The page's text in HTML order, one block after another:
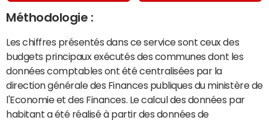
Méthodologie :
Les chiffres présentés dans ce service sont ceux des
budgets principaux exécutés des communes dont les
données comptables ont été centralisées par la
direction générale des Finances publiques du ministère de
l'Economie et des Finances. Le calcul des données par
habitant a été réalisé à partir des données de